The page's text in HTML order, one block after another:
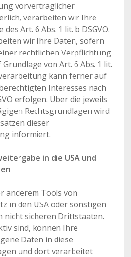
vorvertraglicher
verarbeiten wir Ihre
Art. 6 Abs. 1 lit. b DSGVO.
wir Ihre Daten, sofern
rechtlichen Verpflichtung
von Art. 6 Abs. 1 lit.
kann ferner auf
Interesses nach
erfolgen. Über die jeweils
Rechtsgrundlagen wird
dieser
informiert.
in die USA und
anderem Tools von
in den USA oder sonstigen
nicht sicheren Drittstaaten.
sind, können Ihre
Daten in diese
und dort verarbeitet